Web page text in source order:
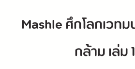
Mashle ศึกโลกเวท
กล้าม เล่ม